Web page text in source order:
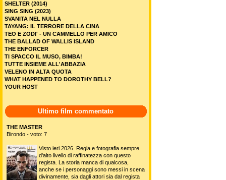
SHELTER (2014)
SING SING (2023)
SVANITA NEL NULLA
TAYANG: IL TERRORE DELLA CINA
TEO E ZODI' - UN CAMMELLO PER AMICO
THE BALLAD OF WALLIS ISLAND
THE ENFORCER
TI SPACCO IL MUSO, BIMBA!
TUTTE INSIEME ALL'ABBAZIA
VELENO IN ALTA QUOTA
WHAT HAPPENED TO DOROTHY BELL?
YOUR HOST
Ultimo film commentato
THE MASTER
Birondo - voto: 7
Visto ieri 2026. Regia e fotografia sempre
d'alto livello di raffinatezza con questo
regista. La storia manca di qualcosa,
anche se i personaggi sono messi in scena
divinamente, sia dagli attori sia dal regista